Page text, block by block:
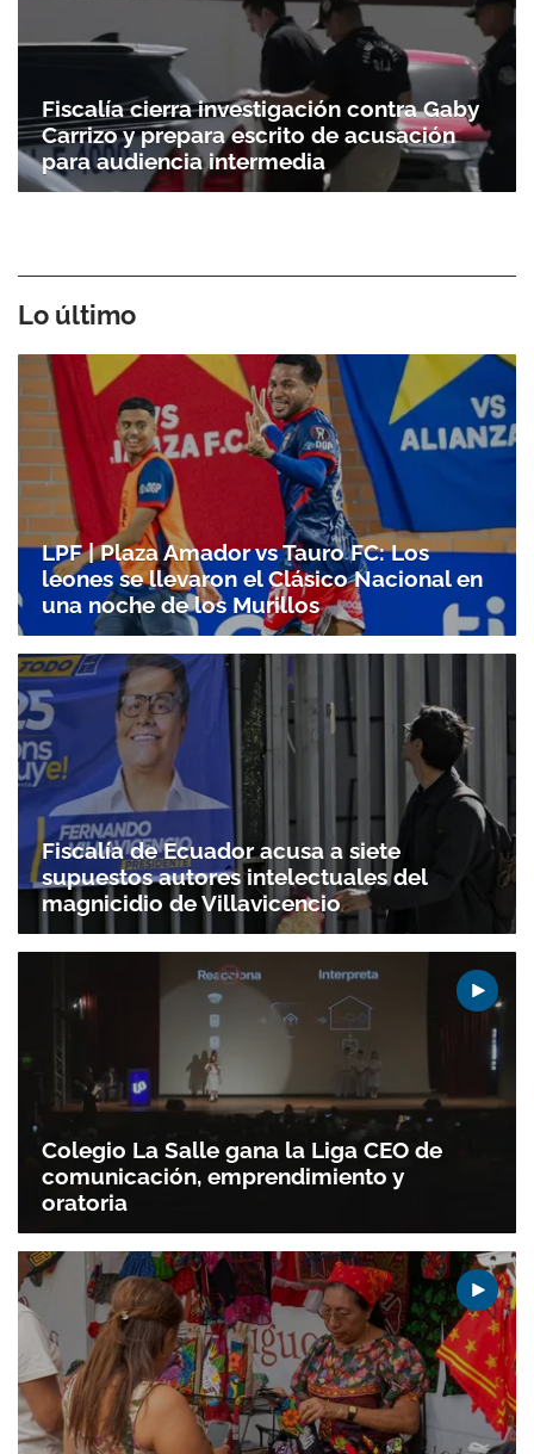
Fiscalía cierra investigación contra Gaby
Carrizo y prepara escrito de acusación
para audiencia intermedia
Lo último
LPF | Plaza Amador vs Tauro FC: Los
leones se llevaron el Clásico Nacional en
una noche de los Murillos
Fiscalía de Ecuador acusa a siete
supuestos autores intelectuales del
magnicidio de Villavicencio
Colegio La Salle gana la Liga CEO de
comunicación, emprendimiento y
oratoria